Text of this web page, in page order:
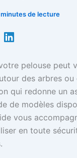
de lecture
pelouse peut
des arbres
qui redonne un
de modèles
vous
en toute